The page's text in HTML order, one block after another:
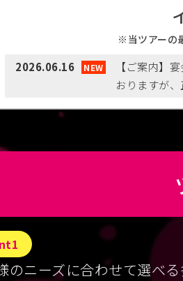
当ツアーの
2026.06.16
【ご案内】
おりますが
のニーズに合わせて選べ